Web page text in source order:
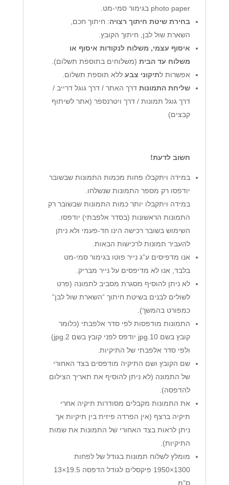
photo paper בגימור סמי-מט.
בחירת שיטת חיתוך רצויה: חיתוך חכם,
השארת שול לבן, חיתוך הקובץ.
איסוף עצמי, משלוח לנקודות איסוף או
משלוח עד הבית(משלוחים בתוספת תשלום).
אפשרות לתיקוני צבעללא תוספת תשלום.
שליחת התמונותדרך האתר / דרך גוגל דרייב /
דרך גוגל תמונות / דרך ויטרנספר (אתר לשיתוף
קבצים)
חשוב לדעת!
במידה ויתקבלו פחות מכמות התמונות שבשובר
יודפסו רק מספר התמונות שנשלחו.
במידה ויתקבלו יותר כמות התמונות שבשובר רק
התמונות הראשונות (בסדר אלפבתי) יודפסו.
השימוש בשובר רכישה הינו חד-פעמי ולא ניתן
להעביר תמונות לרכישות הבאות.
אנו מדפיסים ע”ג נייר פוטו בגימור סמי-מט
בלבד, אנו לא מדיפסים על נייר מבריק.
לא ניתן להוסיף מסגרת מסביב לתמונה (פרט
לשולים לבנים בשיטת חיתוך “השארת שול לבן”
כמפורט בהמשך).
התמונות מודפסות לפי סדר אלפבתי (כלומר
קובץ בשם 10.jpg יודפס לפני קובץ בשם 2.jpg)
ולפי סדר אלפבתי של התיקיות.
שם הקובץ ושם התיקיה מודפסים בצד האחורי
של התמונה (לא ניתן להוסיף את תאריך הצילום
להדפסה).
את התמונות מקבלים מסודרות תיקיה אחרי
תיקיה ברצף (אין הפרדה פיזית בין תיקיות אך
ניתן לראות בצד האחורי של התמונות את שמות
התיקיות).
מומלץ לשלוח תמונות בגודל של לפחות
1300×1950 פיקסלים לגודל הדפסה 19.5×13
ס”מ.